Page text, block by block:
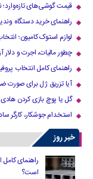
قیمت گوشی‌های
راهنمای خرید دستگاه
لوازم استوک کامیون؛
چطور مالیات، اجرت و دلار آزاد بر قیمت
راهنمای کامل انتخاب
آیا تزریق ژل برای صورت
گل یا پوچ بازی کردن
استخدام جوشکار، کارگر
خبر روز
راهنمای
است؟